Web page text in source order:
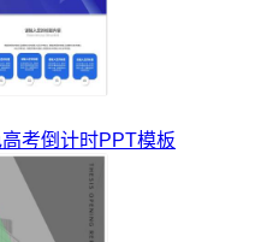
考倒计时PPT模板